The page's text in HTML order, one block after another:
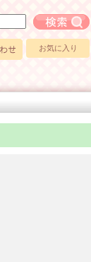
お気に入り